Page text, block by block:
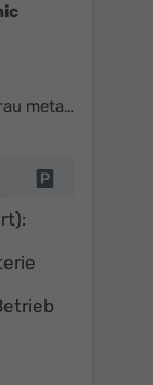
M Brooklyn Grau metallic